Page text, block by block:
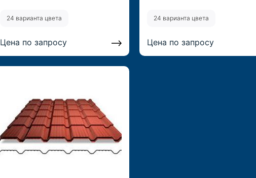
24 варианта цвета
Цена по запросу
24 варианта цвета
Цена по запросу